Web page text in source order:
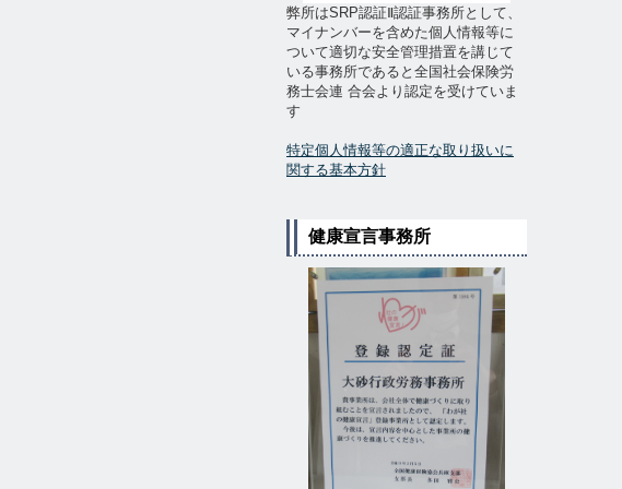
弊所はSRP認証Ⅱ認証事務所として、
マイナンバーを含めた個人情報等に
ついて適切な安全管理措置を講じて
いる事務所であると全国社会保険労
務士会連 合会より認定を受けていま
す
特定個人情報等の適正な取り扱いに
関する基本方針
健康宣言事務所